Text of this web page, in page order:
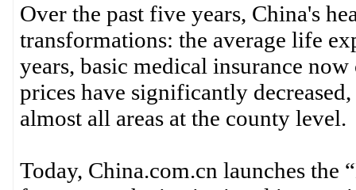
Over the past five years, China's
transformations: the average life
years, basic medical insurance
prices have significantly
almost all areas at the county level.
Today, China.com.cn launches the